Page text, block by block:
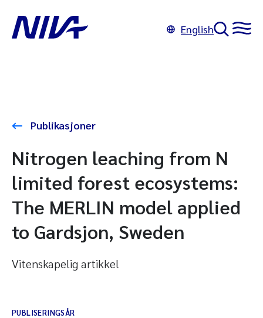
English
Publikasjoner
Nitrogen leaching from N
limited forest ecosystems:
The MERLIN model applied
to Gardsjon, Sweden
Vitenskapelig artikkel
PUBLISERINGSÅR